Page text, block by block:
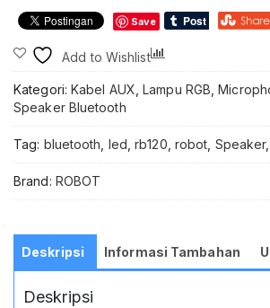
Speaker
5.3
Wireless
RGB
Waterproof
IPX4
Bass
TWS
Handsfree
1200mAh
Save
Add to Wishlist
Kategori: Kabel AUX ,Lampu RGB ,
Speaker Bluetooth
Tag: bluetooth led ,rb120 robot Speaker
Brand: ROBOT
Deskripsi Informasi Tambahan
Deskripsi